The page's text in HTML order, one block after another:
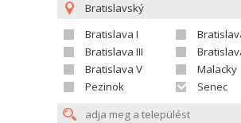
Bratislavský
Bratislava I
Bratislava III
Bratislava V
Malacky
Pezinok
Senec